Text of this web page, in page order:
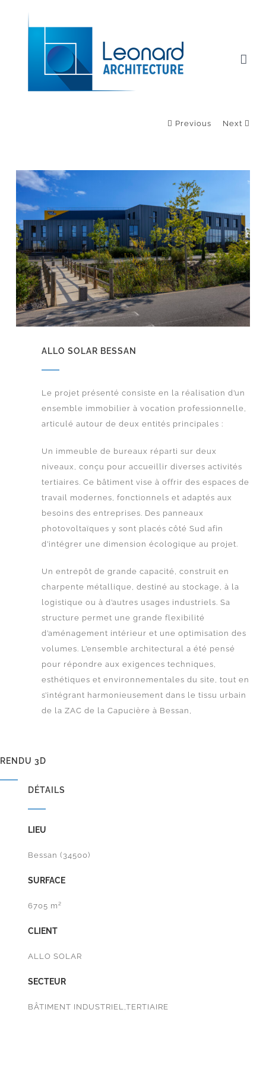
Previous Next
ALLO SOLAR BESSAN
Le projet présenté consiste en la réalisation d’un
ensemble immobilier à vocation professionnelle,
articulé autour de deux entités principales :
Un immeuble de bureaux réparti sur deux
niveaux, conçu pour accueillir diverses activités
tertiaires. Ce bâtiment vise à offrir des espaces de
travail modernes, fonctionnels et adaptés aux
besoins des entreprises. Des panneaux
photovoltaïques y sont placés côté Sud afin
d’intégrer une dimension écologique au projet.
Un entrepôt de grande capacité, construit en
charpente métallique, destiné au stockage, à la
logistique ou à d’autres usages industriels. Sa
structure permet une grande flexibilité
d’aménagement intérieur et une optimisation des
volumes. L’ensemble architectural a été pensé
pour répondre aux exigences techniques,
esthétiques et environnementales du site, tout en
s’intégrant harmonieusement dans le tissu urbain
de la ZAC de la Capucière à Bessan,
RENDU 3D
DÉTAILS
LIEU
Bessan (34500)
SURFACE
6705 m²
CLIENT
ALLO SOLAR
SECTEUR
BÂTIMENT INDUSTRIEL,TERTIAIRE